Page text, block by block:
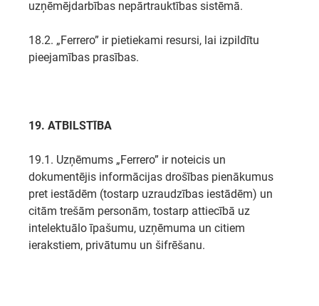
uzņēmējdarbības nepārtrauktības sistēmā.
18.2. „Ferrero” ir pietiekami resursi, lai izpildītu
pieejamības prasības.
19. ATBILSTĪBA
19.1. Uzņēmums „Ferrero” ir noteicis un
dokumentējis informācijas drošības pienākumus
pret iestādēm (tostarp uzraudzības iestādēm) un
citām trešām personām, tostarp attiecībā uz
intelektuālo īpašumu, uzņēmuma un citiem
ierakstiem, privātumu un šifrēšanu.